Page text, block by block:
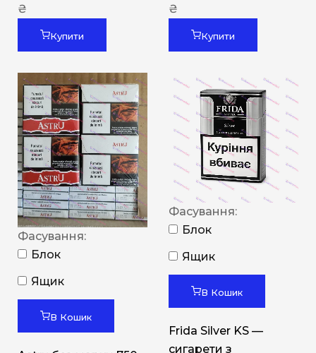
₴
Купити
₴
Купити
Фасування:
Блок
Ящик
В Кошик
Фасування:
Блок
Ящик
В Кошик
Frida Silver KS —
сигарети з